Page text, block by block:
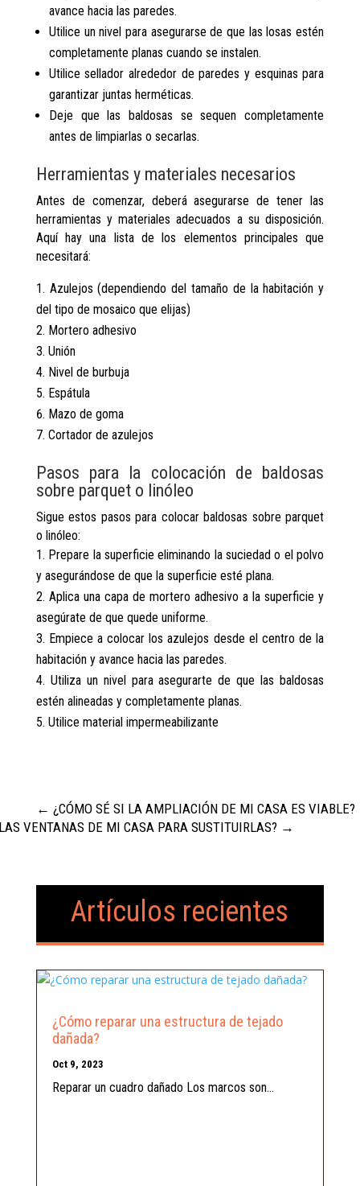
avance hacia las paredes.
Utilice un nivel para asegurarse de que las losas estén
completamente planas cuando se instalen.
Utilice sellador alrededor de paredes y esquinas para
garantizar juntas herméticas.
Deje que las baldosas se sequen completamente
antes de limpiarlas o secarlas.
Herramientas y materiales necesarios
Antes de comenzar, deberá asegurarse de tener las
herramientas y materiales adecuados a su disposición.
Aquí hay una lista de los elementos principales que
necesitará:
Azulejos (dependiendo del tamaño de la habitación y
del tipo de mosaico que elijas)
Mortero adhesivo
Unión
Nivel de burbuja
Espátula
Mazo de goma
Cortador de azulejos
Pasos para la colocación de baldosas
sobre parquet o linóleo
Sigue estos pasos para colocar baldosas sobre parquet
o linóleo:
Prepare la superficie eliminando la suciedad o el polvo
y asegurándose de que la superficie esté plana.
Aplica una capa de mortero adhesivo a la superficie y
asegúrate de que quede uniforme.
Empiece a colocar los azulejos desde el centro de la
habitación y avance hacia las paredes.
Utiliza un nivel para asegurarte de que las baldosas
estén alineadas y completamente planas.
Utilice material impermeabilizante
← ¿CÓMO SÉ SI LA AMPLIACIÓN DE MI CASA ES VIABLE?
VENTANAS DE MI CASA PARA SUSTITUIRLAS? →
Artículos recientes
¿Cómo reparar una estructura de tejado
dañada?
Oct 9, 2023
Reparar un cuadro dañado Los marcos son...